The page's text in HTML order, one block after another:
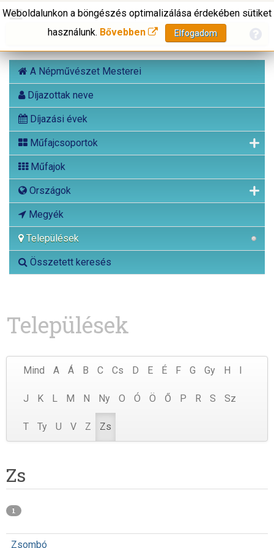
A Népművészet Mesterei
Díjazottak neve
Díjazási évek
Műfajcsoportok
Műfajok
Országok
Megyék
Települések
Összetett keresés
Weboldalunkon a böngészés optimalizálása érdekében sütiket
használunk. Bővebben Elfogadom
Települések
Mind A Á B C Cs D E É F G Gy H
J K L M N Ny O Ó Ö Ő P R S Sz
T Ty U V Z Zs
Zs
1
Zsombó